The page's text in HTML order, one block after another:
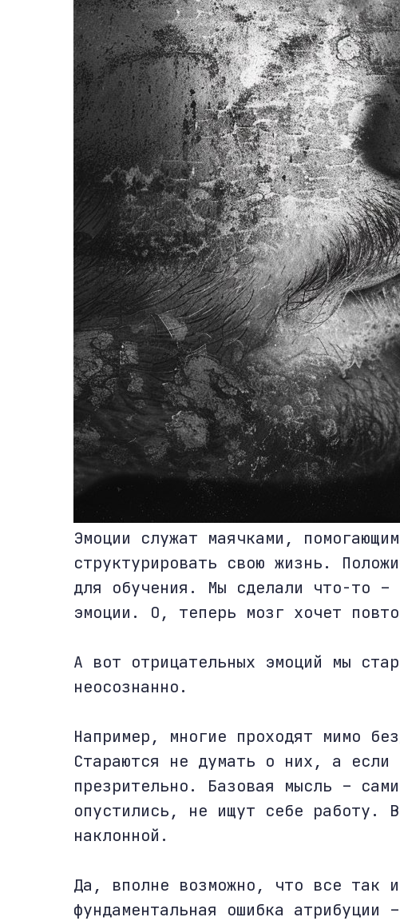
Эмоции служат маячками,
структурировать свою жизнь.
для обучения. Мы сделали что-то –
эмоции. О, теперь мозг хочет
А вот отрицательных эмоций мы
неосознанно.
Например, многие проходят мимо
Стараются не думать о них, а если
презрительно. Базовая мысль –
опустились, не ищут себе работу.
наклонной.
Да, вполне возможно, что все так
фундаментальная ошибка